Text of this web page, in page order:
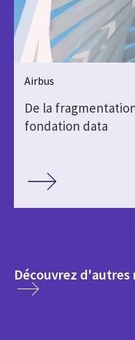
Airbus
De la
fondation data
Découvrez